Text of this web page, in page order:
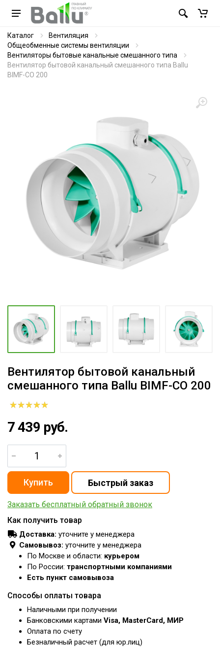
Каталог
Вентиляция
Общеобменные системы вентиляции
Вентиляторы бытовые канальные смешанного типа
Вентилятор бытовой канальный смешанного типа Ballu
BIMF-CO 200
Вентилятор бытовой канальный
смешанного типа Ballu BIMF-CO 200
7 439 руб.
Заказать бесплатный обратный звонок
Как получить товар
Доставка: уточните у менеджера
Самовывоз: уточните у менеджера
По Москве и области: курьером
По России: транспортными компаниями
Есть пункт самовывоза
Способы оплаты товара
Наличными при получении
Банковскими картами Visa, MasterCard, МИР
Оплата по счету
Безналичный расчет (для юр.лиц)